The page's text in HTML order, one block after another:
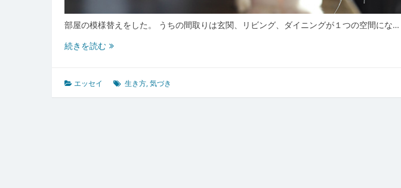
部屋の模様替えをした。 うちの間取りは玄関、リビング、ダイニングが１つの空間にな…
続きを読む忘
い
た
エッセイ 生き方,気づき